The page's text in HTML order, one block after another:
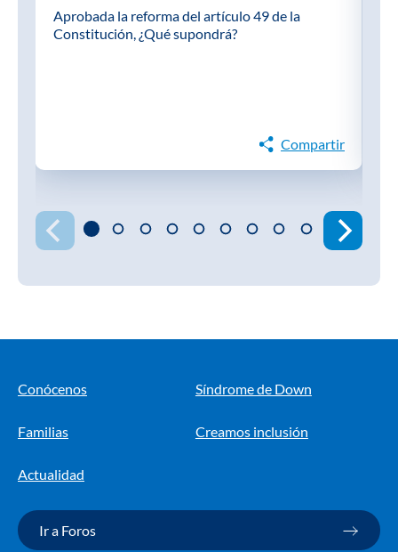
Aprobada la reforma del artículo 49 de la
Constitución, ¿Qué supondrá?
Compartir
Conócenos Síndrome de Down
Familias Creamos inclusión
Actualidad
Ir a Foros